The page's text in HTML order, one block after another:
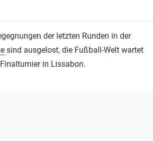
der letzten Runden in der
sind ausgelost, die Fußball-Welt wartet
in Lissabon.